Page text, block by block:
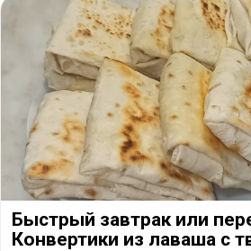
Быстрый завтрак или
Конвертики из лаваша с